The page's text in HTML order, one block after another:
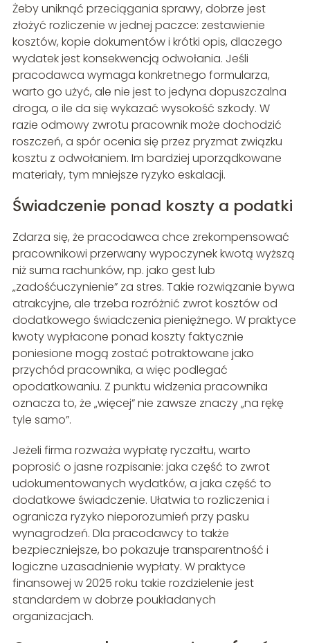
Żeby uniknąć przeciągania sprawy, dobrze jest
złożyć rozliczenie w jednej paczce: zestawienie
kosztów, kopie dokumentów i krótki opis, dlaczego
wydatek jest konsekwencją odwołania. Jeśli
pracodawca wymaga konkretnego formularza,
warto go użyć, ale nie jest to jedyna dopuszczalna
droga, o ile da się wykazać wysokość szkody. W
razie odmowy zwrotu pracownik może dochodzić
roszczeń, a spór ocenia się przez pryzmat związku
kosztu z odwołaniem. Im bardziej uporządkowane
materiały, tym mniejsze ryzyko eskalacji.
Świadczenie ponad koszty a podatki
Zdarza się, że pracodawca chce zrekompensować
pracownikowi przerwany wypoczynek kwotą wyższą
niż suma rachunków, np. jako gest lub
„zadośćuczynienie” za stres. Takie rozwiązanie bywa
atrakcyjne, ale trzeba rozróżnić zwrot kosztów od
dodatkowego świadczenia pieniężnego. W praktyce
kwoty wypłacone ponad koszty faktycznie
poniesione mogą zostać potraktowane jako
przychód pracownika, a więc podlegać
opodatkowaniu. Z punktu widzenia pracownika
oznacza to, że „więcej” nie zawsze znaczy „na rękę
tyle samo”.
Jeżeli firma rozważa wypłatę ryczałtu, warto
poprosić o jasne rozpisanie: jaka część to zwrot
udokumentowanych wydatków, a jaka część to
dodatkowe świadczenie. Ułatwia to rozliczenia i
ogranicza ryzyko nieporozumień przy pasku
wynagrodzeń. Dla pracodawcy to także
bezpieczniejsze, bo pokazuje transparentność i
logiczne uzasadnienie wypłaty. W praktyce
finansowej w 2025 roku takie rozdzielenie jest
standardem w dobrze poukładanych
organizacjach.